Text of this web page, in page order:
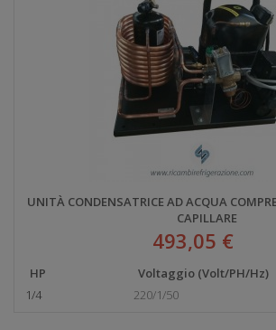
UNITÀ CONDENSATRICE AD ACQUA
CAPILLARE
493,05 €
HP Voltaggio (Volt/PH/Hz)
1/4
220/1/50